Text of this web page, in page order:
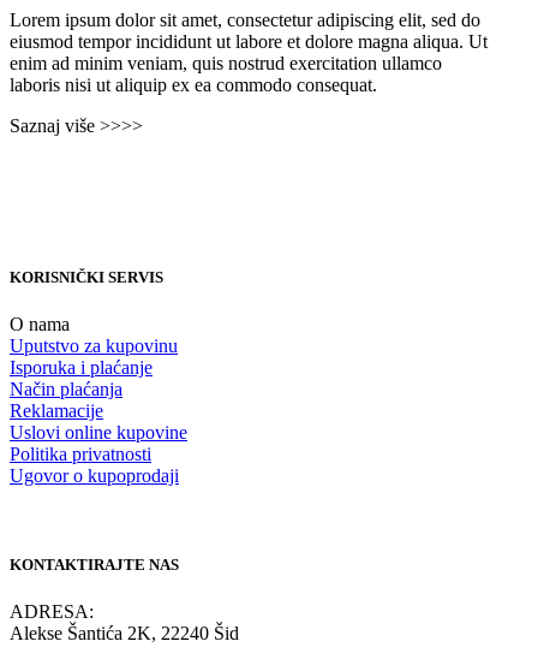
Lorem ipsum dolor sit amet, consectetur adipiscing elit, sed do
eiusmod tempor incididunt ut labore et dolore magna aliqua. Ut
enim ad minim veniam, quis nostrud exercitation ullamco
laboris nisi ut aliquip ex ea commodo consequat.
Saznaj više >>>>
KORISNIČKI SERVIS
O nama
Uputstvo za kupovinu
Isporuka i plaćanje
Način plaćanja
Reklamacije
Uslovi online kupovine
Politika privatnosti
Ugovor o kupoprodaji
KONTAKTIRAJTE NAS
ADRESA:
Alekse Šantića 2K, 22240 Šid